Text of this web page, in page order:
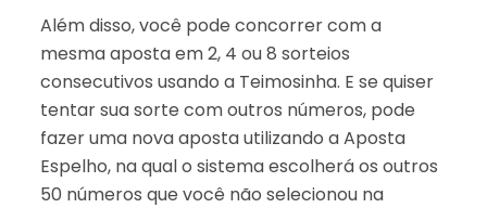
Além disso, você pode concorrer com a
mesma aposta em 2, 4 ou 8 sorteios
consecutivos usando a Teimosinha. E se quiser
tentar sua sorte com outros números, pode
fazer uma nova aposta utilizando a Aposta
Espelho, na qual o sistema escolherá os outros
50 números que você não selecionou na